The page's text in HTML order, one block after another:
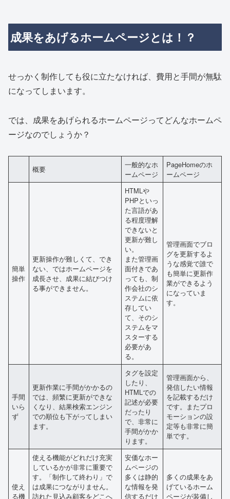
成果をあげるホームページとは！？
せっかく制作しても役に立たなければ、費用と手間が無駄
になってしまいます。
では、成果をあげられるホームページってどんなホームペ
ージなのでしょうか？
概要
一般的なホ
ームページ
PageHomeのホ
ームページ
簡単
操作
更新操作が難しくて、でき
ない、ではホームページを
成長させ、成果に結びつけ
る事ができません。
HTMLや
PHPといっ
た言語があ
る程度理解
できないと
更新が難し
い。
また管理画
面付きであ
っても、制
作会社のシ
ステムに依
存してい
て、そのシ
ステムをマ
スターする
必要があ
る。
管理画面でブロ
グを更新するよ
うな感覚で誰で
も簡単に更新作
業ができるよう
になっていま
す。
手間
いら
ず
更新作業に手間がかかるの
では、頻繁に更新ができな
くなり、結果検索エンジン
での順位も下がってしまい
ます。
タグを設定
したり、
HTMLでの
記述が必要
だったり
で、非常に
手間がかか
ります。
管理画面から、
発信したい情報
を記載するだけ
です。またプロ
モーションの設
定等も非常に簡
単です。
使え
る機
使える機能がどれだけ充実
しているかが非常に重要で
す。「制作して終わり」で
は成果につながりません。
訪れた見込み顧客をどこへ
安価なホー
ムページの
多くは静的
な情報を発
信するだけ
多くの成果をあ
げているホーム
ページが装備し